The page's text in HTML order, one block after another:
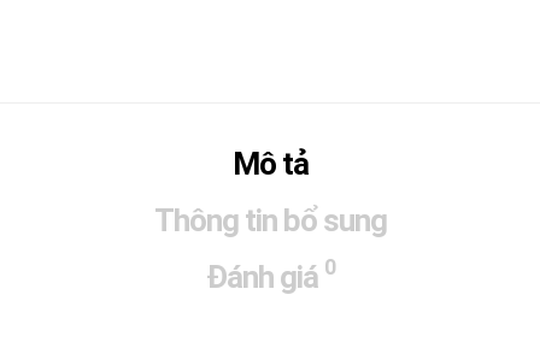
Mô tả
Thông tin bổ sung
Đánh giá 0